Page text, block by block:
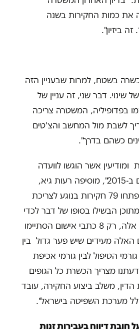
את כמות החקירות בשנה
בשטח, למרות שבעניין הזה
דבר שני, זה עניין של
בפדופיליה, המשטרה צריכה
לשבת מול המחשב והצ'טים
כשהם בדרך".
ומודיעין אשר הוגשו לוועדה
לזכויות הילד באו"ם ב-2015", מוסיפה רעות גיא,
"עולה כי עד היום נפתחו 79 חקירות בנוגע לצריכת
מין מקטינים, ו-49 מתוכן הבשילו בסופו של דבר לכדי
כתבי אישום. מתוך אלה, רק 8 כתבי אישום הסתיימו
האלה מעידים שיש פער גדול בין
הטיפול לבין גורמי אכיפת
מצריך הכשרת כל הגופים
הדין, משלב ביצוע החקירה, עובד
מערכת השפיטה בישראל".
דיווח בעבירות זנות